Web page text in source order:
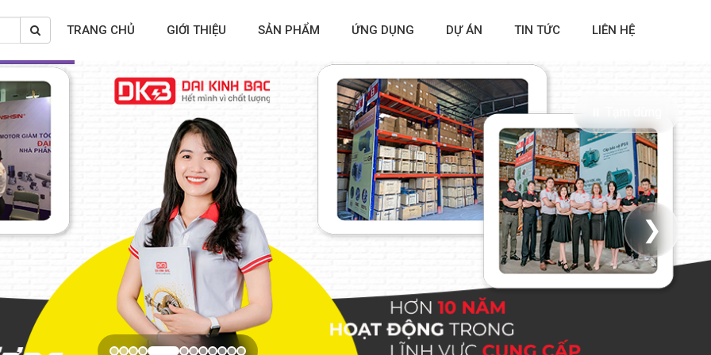
TRANG CHỦ GIỚI THIỆU SẢN PHẨM ỨNG DỤNG DỰ ÁN TIN TỨC LIÊN HỆ
❯